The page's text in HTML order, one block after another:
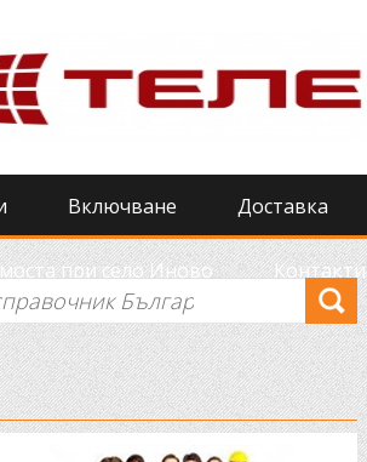
Включване Доставка
при село Иново Контакти